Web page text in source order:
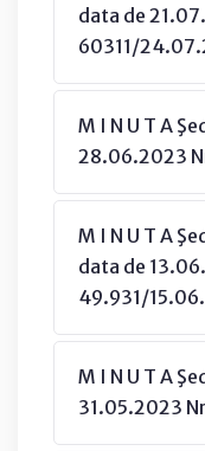
data de
60311/
M I N U T A
28.06.2023
M I N U T A
data de
49.931/
M I N U T A
31.05.2023